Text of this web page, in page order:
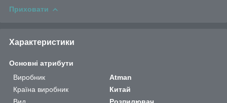
Приховати
Характеристики
Основні атрибути
Виробник
Atman
Країна виробник
Китай
Вид
Розпилювач